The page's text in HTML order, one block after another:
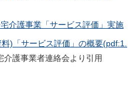
介護事業「サービス評価」実施
)「サービス評価」の概要(pdf:1.
護事業者連絡会より引用